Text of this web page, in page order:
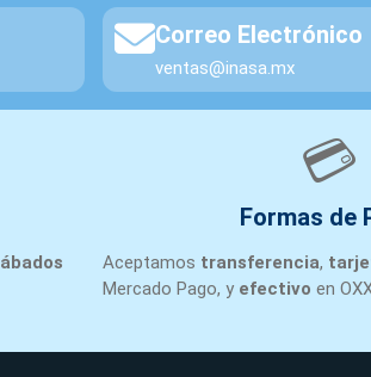
Correo Electrónico
ventas@inasa.mx
💳
Formas de
Aceptamos transferencia,
Mercado Pago, y efectivo en